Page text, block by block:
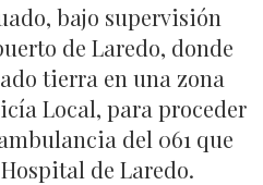
bajo supervisión
de Laredo, donde
tierra en una zona
Local, para proceder
del 061 que
de Laredo.